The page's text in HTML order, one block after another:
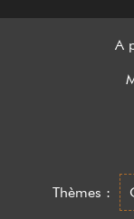
A
Thèmes :